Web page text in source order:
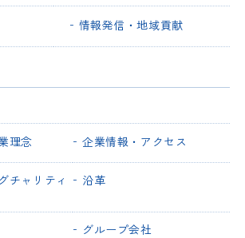
情報発信・地域貢献
理念 企業情報・アクセス
チャリティ 沿革
グループ会社